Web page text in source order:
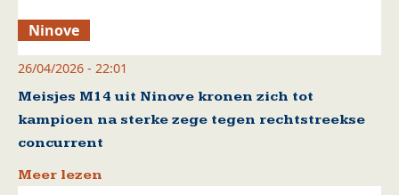
Ninove
26/04/2026 - 22:01
Meisjes M14 uit Ninove kronen zich tot
kampioen na sterke zege tegen rechtstreekse
concurrent
Meer lezen